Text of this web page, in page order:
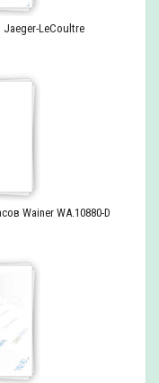
LeCoultre
Wainer WA.10880-D